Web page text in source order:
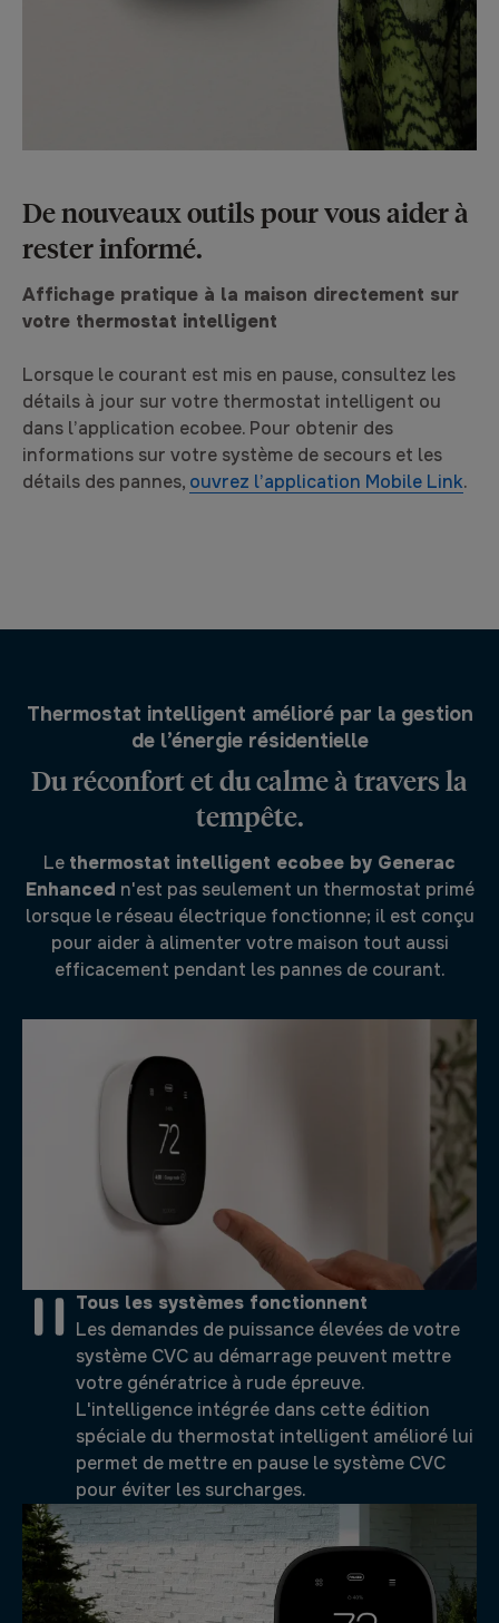
De nouveaux outils pour vous aider à
rester informé.
Affichage pratique à la maison directement sur
votre thermostat intelligent
Lorsque le courant est mis en pause, consultez les
détails à jour sur votre thermostat intelligent ou
dans l’application ecobee. Pour obtenir des
informations sur votre système de secours et les
détails des pannes, ouvrez l’application Mobile Link.
Thermostat intelligent amélioré par la gestion
de l’énergie résidentielle
Du réconfort et du calme à travers la
tempête.
Le thermostat intelligent ecobee by Generac
Enhanced n'est pas seulement un thermostat primé
lorsque le réseau électrique fonctionne; il est conçu
pour aider à alimenter votre maison tout aussi
efficacement pendant les pannes de courant.
Tous les systèmes fonctionnent
Les demandes de puissance élevées de votre
système CVC au démarrage peuvent mettre
votre génératrice à rude épreuve.
L'intelligence intégrée dans cette édition
spéciale du thermostat intelligent amélioré lui
permet de mettre en pause le système CVC
pour éviter les surcharges.